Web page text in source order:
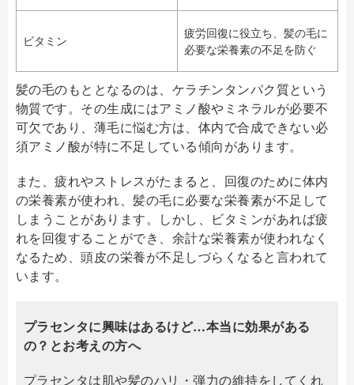
ビタミン
疲労回復に役立ち、髪の毛に
必要な栄養素の不足を防ぐ
髪の毛のもととなるのは、ケラチンタンパク質という
物質です。その生成にはアミノ酸やミネラルが必要不
可欠であり、薄毛に悩む方は、体内で合成できない必
須アミノ酸が特に不足している傾向があります。
また、疲れやストレスがたまると、回復のために体内
の栄養素が使われ、髪の毛に必要な栄養素が不足して
しまうことがあります。しかし、ビタミンがあれば疲
れを回復することができ、余計な栄養素が使われなく
なるため、頭皮の栄養が不足しづらくなると言われて
います。
プラセンタに興味はあるけど…本当に効果がある
の？とお考えの方へ
プラセンタは肌や髪のハリ・弾力の維持をしてくれ